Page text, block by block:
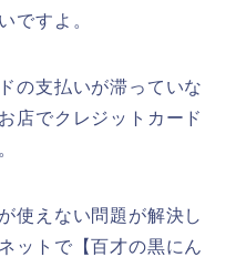
ですよ。
の支払いが滞っていな
店でクレジットカード
使えない問題が解決し
ットで【百才の黒にん